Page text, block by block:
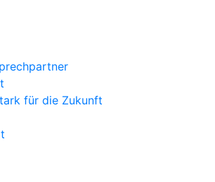
für die Zukunft